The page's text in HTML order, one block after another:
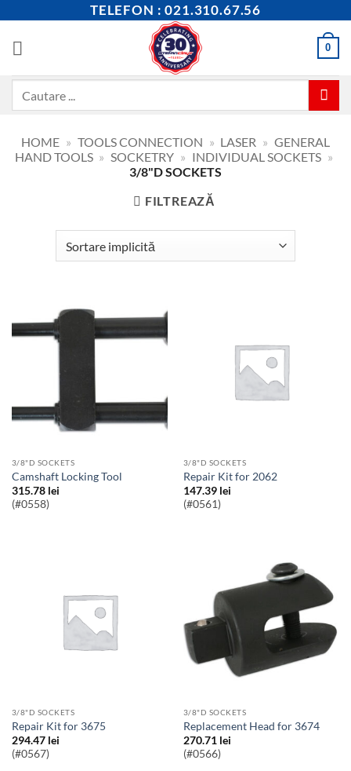
content
TELEFON : 021.310.67.56
0
HOME » TOOLS CONNECTION » LASER » GENERAL
HAND TOOLS » SOCKETRY » INDIVIDUAL SOCKETS »
3/8"D SOCKETS
FILTREAZĂ
3/8"D SOCKETS
Camshaft Locking Tool
315.78 lei
(#0558)
3/8"D SOCKETS
Repair Kit for 2062
147.39 lei
(#0561)
3/8"D SOCKETS
Repair Kit for 3675
294.47 lei
(#0567)
3/8"D SOCKETS
Replacement Head for 3674
270.71 lei
(#0566)